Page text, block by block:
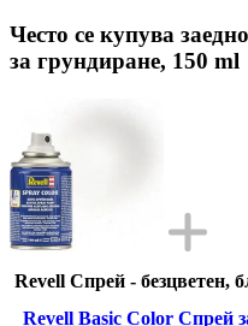
Често се купува
за грундиране, 150 ml
Revell Спрей - безцветен,
Revell Basic Color Спрей